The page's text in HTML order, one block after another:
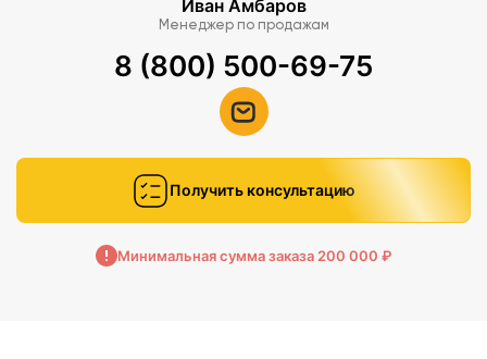
Иван Амбаров
Менеджер по продажам
8 (800) 500-69-75
Получить консультацию
Минимальная сумма заказа 200 000 ₽